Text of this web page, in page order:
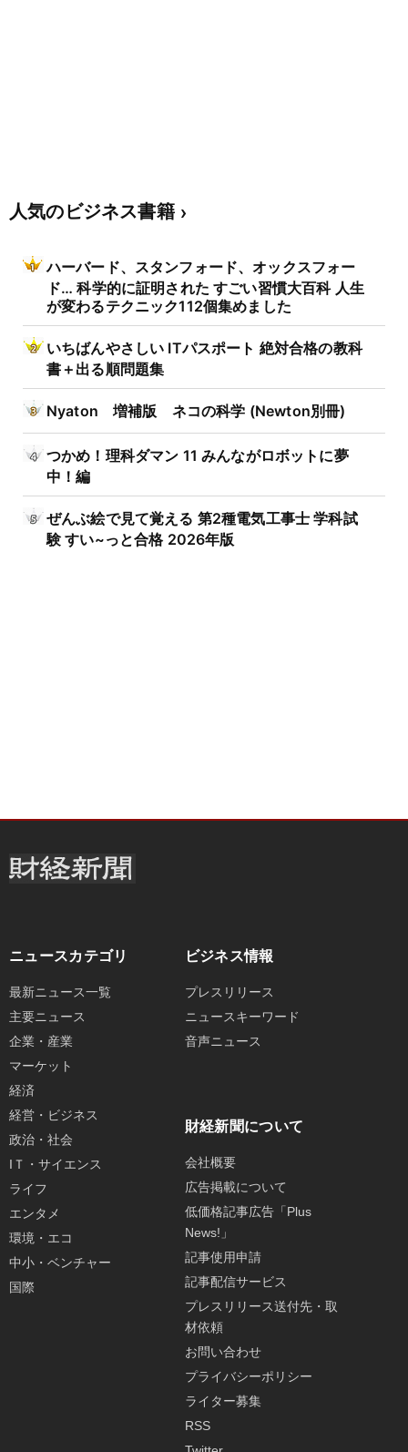
人気のビジネス書籍
ハーバード、スタンフォード、オックスフォー
ド… 科学的に証明された すごい習慣大百科 人生
が変わるテクニック112個集めました
いちばんやさしい ITパスポート 絶対合格の教科
書＋出る順問題集
Nyaton 増補版 ネコの科学 (Newton別冊)
つかめ！理科ダマン 11 みんながロボットに夢
中！編
ぜんぶ絵で見て覚える 第2種電気工事士 学科試
験 すい~っと合格 2026年版
ニュースカテゴリ
最新ニュース一覧
主要ニュース
企業・産業
マーケット
経済
経営・ビジネス
政治・社会
IＴ・サイエンス
ライフ
エンタメ
環境・エコ
中小・ベンチャー
国際
ビジネス情報
プレスリリース
ニュースキーワード
音声ニュース
財経新聞について
会社概要
広告掲載について
低価格記事広告「Plus
News!」
記事使用申請
記事配信サービス
プレスリリース送付先・取
材依頼
お問い合わせ
プライバシーポリシー
ライター募集
RSS